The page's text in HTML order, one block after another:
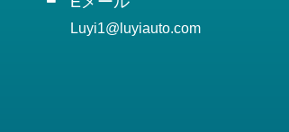
Luyi1@luyiauto.com